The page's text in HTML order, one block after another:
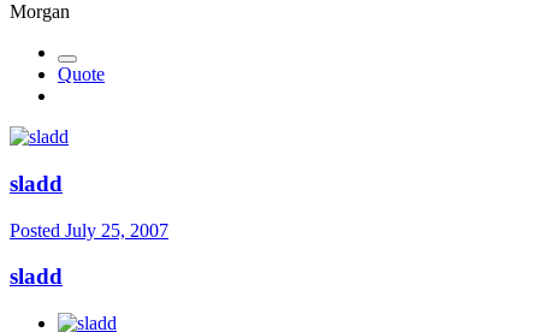
Morgan
Quote
sladd
Posted July 25, 2007
sladd